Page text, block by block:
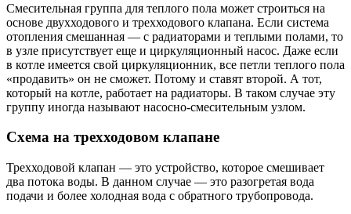
Смесительная группа для теплого пола может строиться на
основе двухходового и трехходового клапана. Если система
отопления смешанная — с радиаторами и теплыми полами, то
в узле присутствует еще и циркуляционный насос. Даже если
в котле имеется свой циркуляционник, все петли теплого пола
«продавить» он не сможет. Потому и ставят второй. А тот,
который на котле, работает на радиаторы. В таком случае эту
группу иногда называют насосно-смесительным узлом.
Схема на трехходовом клапане
Трехходовой клапан — это устройство, которое смешивает
два потока воды. В данном случае — это разогретая вода
подачи и более холодная вода с обратного трубопровода.